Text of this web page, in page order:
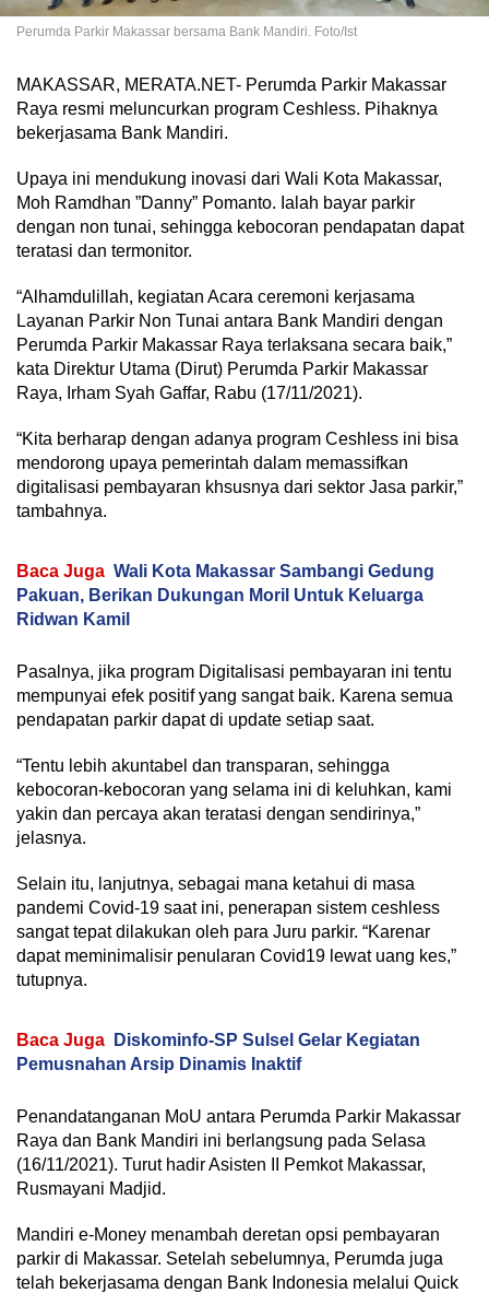
Perumda Parkir Makassar bersama Bank Mandiri. Foto/Ist
MAKASSAR, MERATA.NET- Perumda Parkir Makassar
Raya resmi meluncurkan program Ceshless. Pihaknya
bekerjasama Bank Mandiri.
Upaya ini mendukung inovasi dari Wali Kota Makassar,
Moh Ramdhan ”Danny” Pomanto. Ialah bayar parkir
dengan non tunai, sehingga kebocoran pendapatan dapat
teratasi dan termonitor.
“Alhamdulillah, kegiatan Acara ceremoni kerjasama
Layanan Parkir Non Tunai antara Bank Mandiri dengan
Perumda Parkir Makassar Raya terlaksana secara baik,”
kata Direktur Utama (Dirut) Perumda Parkir Makassar
Raya, Irham Syah Gaffar, Rabu (17/11/2021).
“Kita berharap dengan adanya program Ceshless ini bisa
mendorong upaya pemerintah dalam memassifkan
digitalisasi pembayaran khsusnya dari sektor Jasa parkir,”
tambahnya.
Baca Juga Wali Kota Makassar Sambangi Gedung
Pakuan, Berikan Dukungan Moril Untuk Keluarga
Ridwan Kamil
Pasalnya, jika program Digitalisasi pembayaran ini tentu
mempunyai efek positif yang sangat baik. Karena semua
pendapatan parkir dapat di update setiap saat.
“Tentu lebih akuntabel dan transparan, sehingga
kebocoran-kebocoran yang selama ini di keluhkan, kami
yakin dan percaya akan teratasi dengan sendirinya,”
jelasnya.
Selain itu, lanjutnya, sebagai mana ketahui di masa
pandemi Covid-19 saat ini, penerapan sistem ceshless
sangat tepat dilakukan oleh para Juru parkir. “Karenar
dapat meminimalisir penularan Covid19 lewat uang kes,”
tutupnya.
Baca Juga
Diskominfo-SP Sulsel Gelar Kegiatan
Pemusnahan Arsip Dinamis Inaktif
Penandatanganan MoU antara Perumda Parkir Makassar
Raya dan Bank Mandiri ini berlangsung pada Selasa
(16/11/2021). Turut hadir Asisten II Pemkot Makassar,
Rusmayani Madjid.
Mandiri e-Money menambah deretan opsi pembayaran
parkir di Makassar. Setelah sebelumnya, Perumda juga
telah bekerjasama dengan Bank Indonesia melalui Quick